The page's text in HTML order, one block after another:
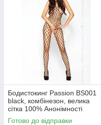
Бодистокинг Passion BS001
black, комбінезон, велика
сітка 100% Анонімності
Готово до відправки